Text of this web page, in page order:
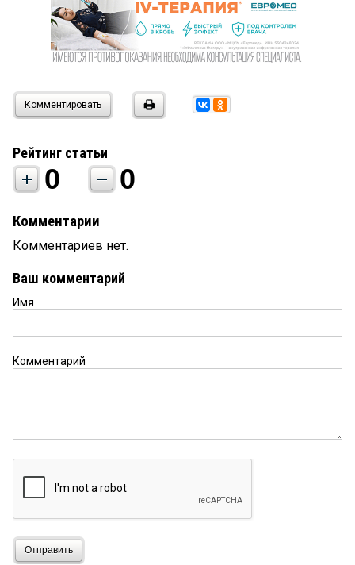
Комментировать
Рейтинг статьи
0 0
Комментарии
Комментариев нет.
Ваш комментарий
Имя
Комментарий
Отправить